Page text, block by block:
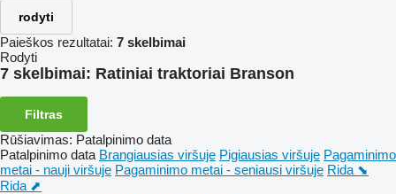
rodyti
Paieškos rezultatai: 7 skelbimai
Rodyti
7 skelbimai: Ratiniai traktoriai Branson
Filtras
Rūšiavimas: Patalpinimo data
Patalpinimo data Brangiausias viršuje Pigiausias viršuje Pagaminimo
metai - nauji viršuje Pagaminimo metai - seniausi viršuje Rida ⬊
Rida ⬈